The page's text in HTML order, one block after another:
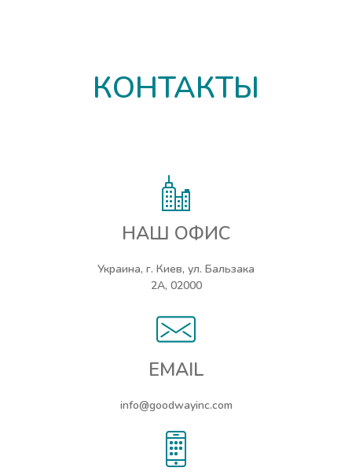
КОНТАКТЫ
НАШ ОФИС
Украина, г. Киев, ул. Бальзака
2А, 02000
EMAIL
info@goodwayinc.com